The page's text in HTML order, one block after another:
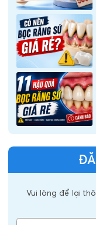
Vui lòng để lại